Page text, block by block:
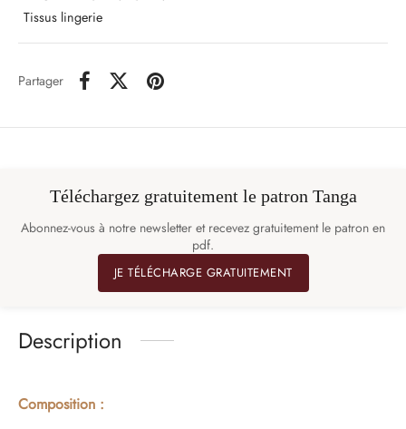
Tissus lingerie
Partager
Téléchargez gratuitement le patron Tanga
Abonnez-vous à notre newsletter et recevez gratuitement le patron en
pdf.
JE TÉLÉCHARGE GRATUITEMENT
Description
Composition :